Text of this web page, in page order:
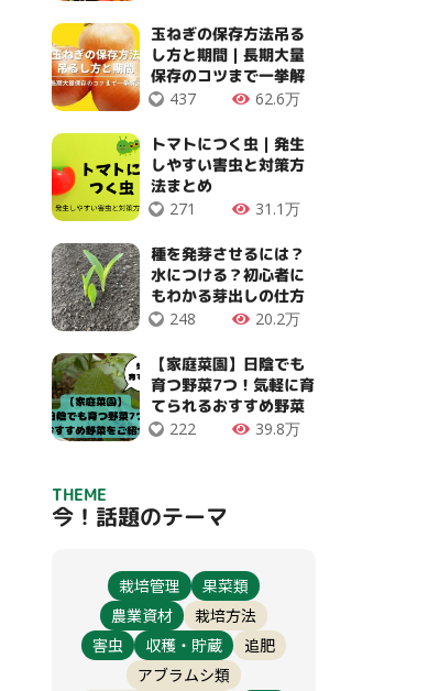
玉ねぎの保存方法吊る
し方と期間｜長期大量
保存のコツまで一挙解
説 437 62.6万
トマトにつく虫｜発生
しやすい害虫と対策方
法まとめ
271 31.1万
種を発芽させるには？
水につける？初心者に
もわかる芽出しの仕方
248 20.2万
【家庭菜園】日陰でも
育つ野菜7つ！気軽に育
てられるおすすめ野菜
222 39.8万
THEME
今！話題のテーマ
栽培管理
果菜類
農業資材
栽培方法
害虫
収穫・貯蔵
追肥
アブラムシ類